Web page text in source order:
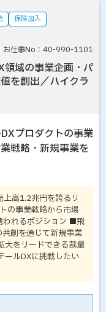
保険加入
お仕事No：40-990-1101
領域の事業企画・パ
を創出／ハイクラ
プロダクトの事業
戦略・新規事業を
高1.2兆円を誇るリ
の事業戦略から市場
われるポジション ■飛
創を通じて新規事業
大をリードできる裁量
ルDXに挑戦したい